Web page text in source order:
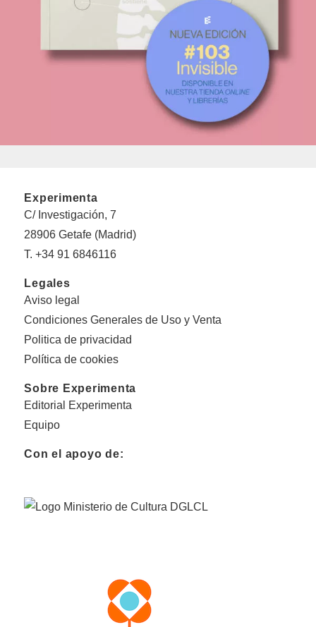
Experimenta
C/ Investigación, 7
28906 Getafe (Madrid)
T. +34 91 6846116
Legales
Aviso legal
Condiciones Generales de Uso y Venta
Politica de privacidad
Política de cookies
Sobre Experimenta
Editorial Experimenta
Equipo
Con el apoyo de: